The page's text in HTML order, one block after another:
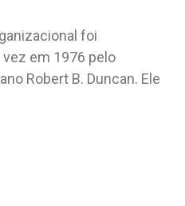
foi
em 1976 pelo
Robert B. Duncan. Ele